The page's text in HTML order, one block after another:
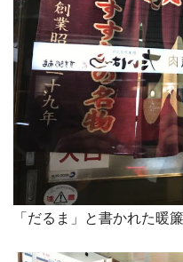
「だるま」と書かれた暖